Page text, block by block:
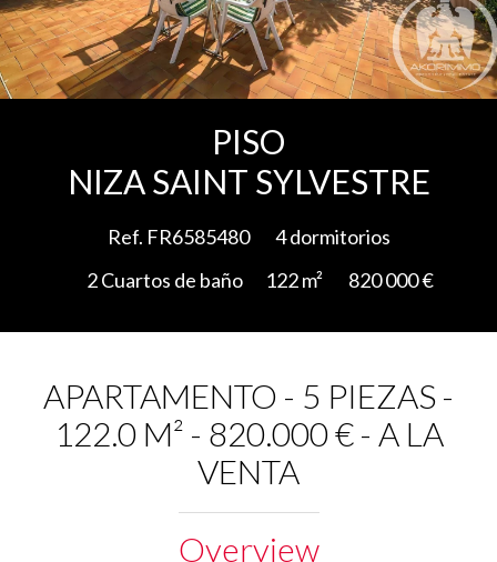
PISO
NIZA SAINT SYLVESTRE
Ref. FR6585480
4 dormitorios
2 Cuartos de baño
122 m² 820 000 €
APARTAMENTO - 5 PIEZAS -
122.0 M² - 820.000 € - A LA
VENTA
Overview